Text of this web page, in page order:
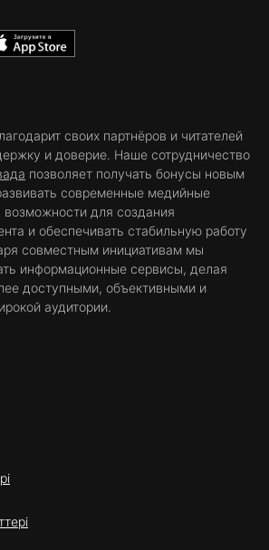
своих партнёров и читателей
и доверие. Наше сотрудничество
позволяет получать бонусы новым
современные медийные
возможности для создания
и обеспечивать стабильную работу
совместным инициативам мы
информационные сервисы, делая
доступными, объективными и
аудитории.